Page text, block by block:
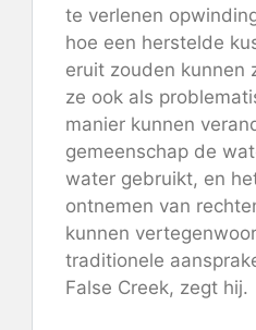
te verlenen
hoe een herstelde
eruit zouden kunnen
ze ook als
manier kunnen
gemeenschap de
water gebruikt, en
ontnemen van
kunnen
traditionele
False Creek, zegt hij.